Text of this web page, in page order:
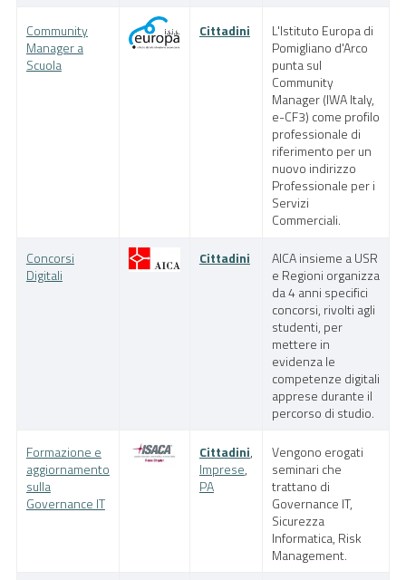
Community
Manager a
Scuola
Cittadini
L'Istituto Europa di
Pomigliano d'Arco
punta sul
Community
Manager (IWA Italy,
e-CF3) come profilo
professionale di
riferimento per un
nuovo indirizzo
Professionale per i
Servizi
Commerciali.
Concorsi
Digitali
Cittadini
AICA insieme a USR
e Regioni organizza
da 4 anni specifici
concorsi, rivolti agli
studenti, per
mettere in
evidenza le
competenze digitali
apprese durante il
percorso di studio.
Formazione e
aggiornamento
sulla
Governance IT
Cittadini,
Imprese,
PA
Vengono erogati
seminari che
trattano di
Governance IT,
Sicurezza
Informatica, Risk
Management.